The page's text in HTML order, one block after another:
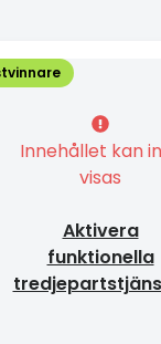
Innehållet kan
visas
Aktivera
funktionella